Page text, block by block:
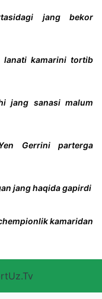
jang bekor
lanati kamarini tortib
jang sanasi malum
Gerrini parterga
jang haqida gapirdi
kamaridan